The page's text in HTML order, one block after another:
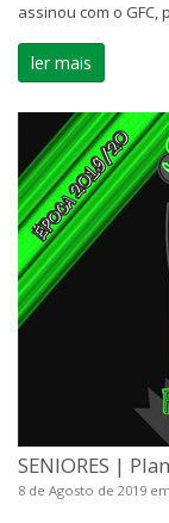
assinou com o GFC,
ler mais
SENIORES |
8 de Agosto de 2019 em